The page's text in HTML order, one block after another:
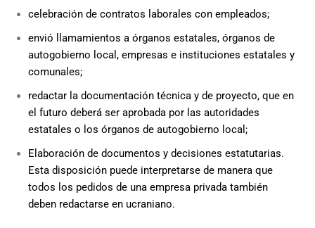
celebración de contratos laborales con empleados;
envió llamamientos a órganos estatales, órganos de
autogobierno local, empresas e instituciones estatales y
comunales;
redactar la documentación técnica y de proyecto, que en
el futuro deberá ser aprobada por las autoridades
estatales o los órganos de autogobierno local;
Elaboración de documentos y decisiones estatutarias.
Esta disposición puede interpretarse de manera que
todos los pedidos de una empresa privada también
deben redactarse en ucraniano.